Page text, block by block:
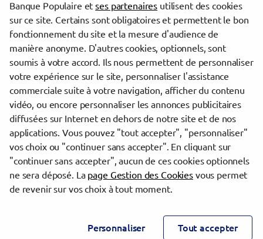
Pertuis
Aubagne
Cavaillon
La Ciotat
Arles
Trouver une agence Banque Populaire
Bouches-du-Rhône
Rognac
evermaps ©
Banque Populaire etses partenaires utilisent des cookies
sur ce site. Certains sont obligatoires et permettent le bon
fonctionnement du site et la mesure d'audience de
manière anonyme. D'autres cookies, optionnels, sont
soumis à votre accord. Ils nous permettent de personnaliser
votre expérience sur le site, personnaliser l'assistance
commerciale suite à votre navigation, afficher du contenu
vidéo, ou encore personnaliser les annonces publicitaires
diffusées sur Internet en dehors de notre site et de nos
applications. Vous pouvez "tout accepter", "personnaliser"
vos choix ou "continuer sans accepter". En cliquant sur
"continuer sans accepter", aucun de ces cookies optionnels
ne sera déposé. La page Gestion des Cookiesvous permet
de revenir sur vos choix à tout moment.
Personnaliser Tout accepter